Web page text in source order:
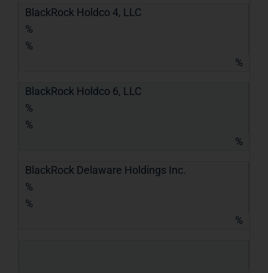
BlackRock Holdco 4, LLC
%
%
%
BlackRock Holdco 6, LLC
%
%
%
BlackRock Delaware Holdings Inc.
%
%
%